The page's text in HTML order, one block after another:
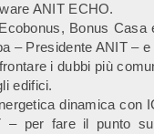
ANIT ECHO.
Bonus
– Presidente ANIT –
i dubbi più
edifici.
dinamica con
– per fare il punto su